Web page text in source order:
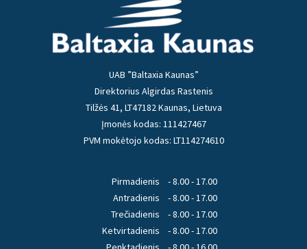
UAB ”Baltaxia Kaunas”
Direktorius Algirdas Rastenis
Tilžės 41, LT47182 Kaunas, Lietuva
Įmonės kodas: 111427467
PVM mokėtojo kodas: LT114274610
Pirmadienis
Antradienis
Trečiadienis
Ketvirtadienis
- 8.00 - 17.00
- 8.00 - 17.00
- 8.00 - 17.00
- 8.00 - 17.00